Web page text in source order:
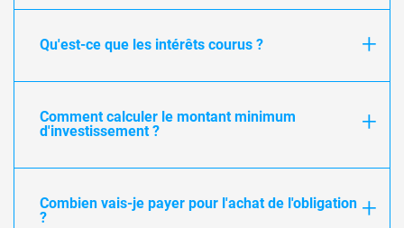
Qu'est-ce que les intérêts courus ?
Comment calculer le montant minimum
d'investissement ?
Combien vais-je payer pour l'achat de l'obligation
?